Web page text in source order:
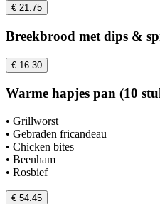
€ 21.75
Breekbrood met dips &
€ 16.30
Warme hapjes pan (10
• Grillworst
• Gebraden fricandeau
• Chicken bites
• Beenham
• Rosbief
€ 54.45